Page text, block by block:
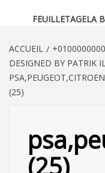
FEUILLETAGELA
ACCUEIL
DESIGNED BY PATRIK
(25)
(25)